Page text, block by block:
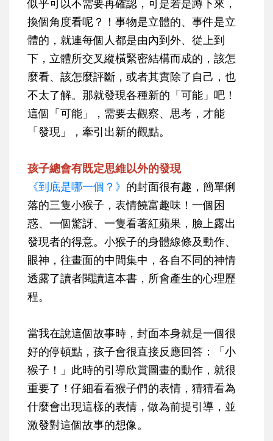
似乎可以不需要再確認，可是若是蹲下來，
換個角度看呢？！事物是立體的、事件是立
體的，就連每個人都是由內到外、從上到
下，立體所交叉縱橫緊密結構而成的，該怎
麼看、該怎麼評斷，或者其實除了自己，也
不太了解。那就發現各種新的「可能」吧！
這個「可能」，需要去觀察、思考，才能
「發現」，牽引出新的觀點。
孩子總會有既定思維以外的發現
《到底是哪一個？》 的封面很有趣，簡單俐
落的三隻小猴子，表情饒富趣味！一個困
惑、一個驚訝、一隻看著紅蘋果，臉上露出
發現者的得意。小猴子的身體線條及動作、
眼神，往畫面的中間集中，各自不同的神情
透露了讀者閱讀這本書，所會產生的心理歷
程。
當我在說這個故事時，封面本身就是一個很
好的停頓點，孩子會很直接反應回答：「小
猴子！」此時的引導欣賞圖畫的動作，就很
重要了！仔細看看猴子們的表情，猜猜看為
什麼會出現這樣的表情，做為前提引導，並
激發對這個故事的想像。